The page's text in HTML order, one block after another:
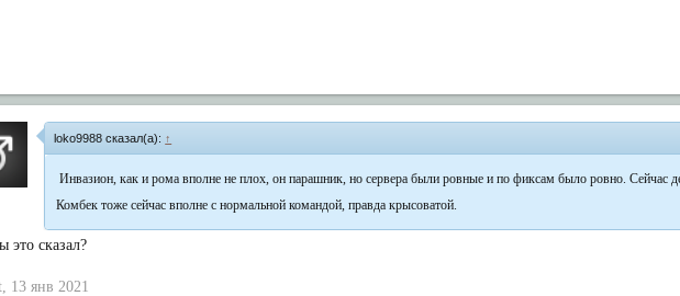
loko9988 сказал(а): ↑
Инвазион, как и рома вполне не плох, он парашник, но сервера были ровные и по фиксам было ровно. Сейчас
Комбек тоже сейчас вполне с нормальной командой, правда крысоватой.
это сказал?
, 13 янв 2021